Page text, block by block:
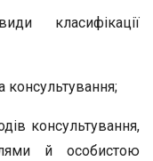
класифікації
консультування;
консультування,
й особистою